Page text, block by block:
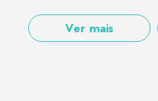
Ver mais